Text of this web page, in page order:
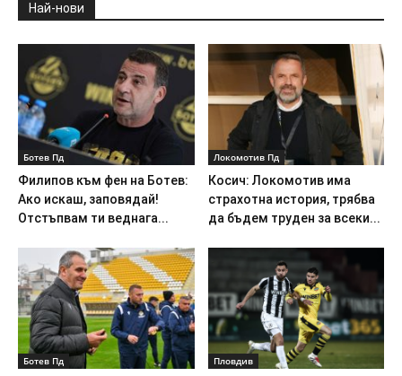
Най-нови
Ботев Пд
Филипов към фен на Ботев:
Ако искаш, заповядай!
Отстъпвам ти веднага...
Локомотив Пд
Косич: Локомотив има
страхотна история, трябва
да бъдем труден за всеки...
Ботев Пд Пловдив